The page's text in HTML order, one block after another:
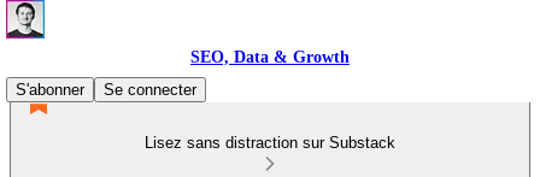
SEO, Data & Growth
S'abonner
Se connecter
Lisez sans distraction sur Substack